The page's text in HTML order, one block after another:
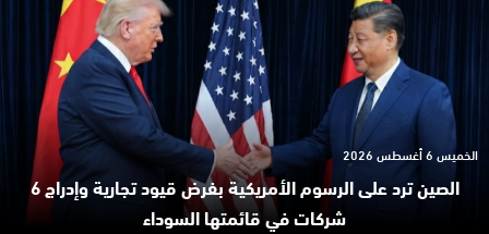
الصين ترد على الرسوم الأمريكية بفرض قيود تجارية وإدراج 6
شركات في قائمتها السوداء
الخميس 6 أغسطس 2026